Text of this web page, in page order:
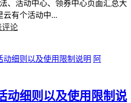
、活动中心、领券中心页面汇总大
云有个活动中...
评论
阿
动细则以及使用限制说